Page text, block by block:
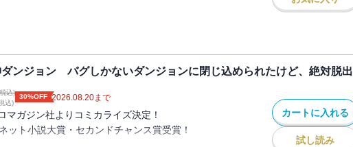
攻略中（小夜子視点）
見た！（フィーア視点）
暗躍者たち（ヴァン視点）
らの一言〉
の濃さは変わらないものの、全体的にコンパクトなお話
が、その分てんこもりのラブを乗せたオマケＳＳがたっ
ついてます！
立学園入学だけど、好きでもない王子の婚約者として通
全然嬉しくない！
あちこちに。
クリスはかっこいいけど脳筋だし、ツンデレ富豪令嬢ラ
気になっちゃってるし、聖女ヒロインセシリアはぶるぶ
ンジョン バグしかないダンジョンに閉じ込められたけど、絶対脱出
込)
込)
30%OFF 2026.08.20まで
マガジン社よりコミカライズ決定！
ット小説大賞・セカンドチャンス賞受賞！
カートに入れる
試し読み